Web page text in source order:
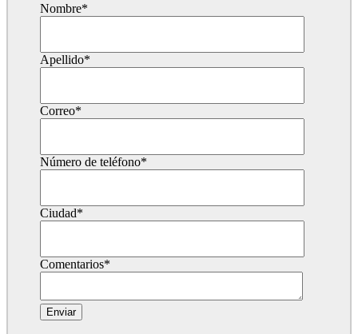
Nombre*
Apellido*
Correo*
Número de teléfono*
Ciudad*
Comentarios*